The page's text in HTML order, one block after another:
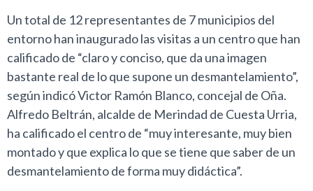
Un total de 12 representantes de 7 municipios del
entorno han inaugurado las visitas a un centro que han
calificado de “claro y conciso, que da una imagen
bastante real de lo que supone un desmantelamiento”,
según indicó Victor Ramón Blanco, concejal de Oña.
Alfredo Beltrán, alcalde de Merindad de Cuesta Urria,
ha calificado el centro de “muy interesante, muy bien
montado y que explica lo que se tiene que saber de un
desmantelamiento de forma muy didáctica”.